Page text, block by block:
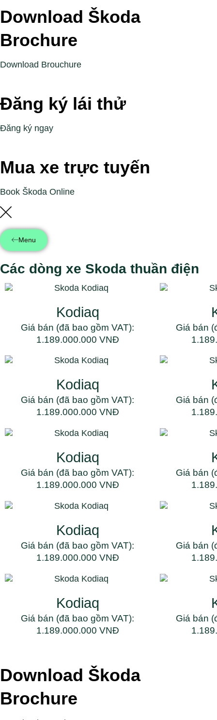
Download Škoda
Brochure
Download Brouchure
Đăng ký lái thử
Đăng ký ngay
Mua xe trực tuyến
Book Škoda Online
Menu
Các dòng xe Skoda thuần điện
Kodiaq
Giá bán (đã bao gồm VAT):
1.189.000.000 VNĐ
Giá bán
Kodiaq
Giá bán (đã bao gồm VAT):
1.189.000.000 VNĐ
Giá bán
Kodiaq
Giá bán (đã bao gồm VAT):
1.189.000.000 VNĐ
Giá bán
Kodiaq
Giá bán (đã bao gồm VAT):
1.189.000.000 VNĐ
Giá bán
Kodiaq
Giá bán (đã bao gồm VAT):
1.189.000.000 VNĐ
Giá bán
Download Škoda
Brochure